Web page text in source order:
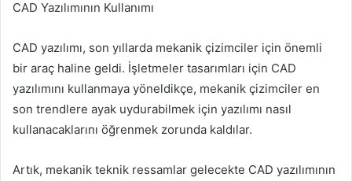
CAD Yazılımının Kullanımı
CAD yazılımı, son yıllarda mekanik çizimciler için önemli
bir araç haline geldi. İşletmeler tasarımları için CAD
yazılımını kullanmaya yöneldikçe, mekanik çizimciler en
son trendlere ayak uydurabilmek için yazılımı nasıl
kullanacaklarını öğrenmek zorunda kaldılar.
Artık, mekanik teknik ressamlar gelecekte CAD yazılımının